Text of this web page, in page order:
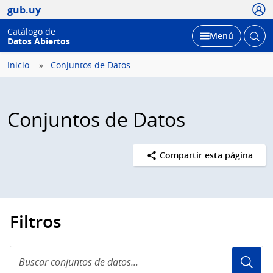
gub.uy
Catálogo de
Datos Abiertos
Desplegar
Menú Abrir
Inicio Conjuntos de Datos
Conjuntos de Datos
Compartir esta página
Filtros
conjuntos